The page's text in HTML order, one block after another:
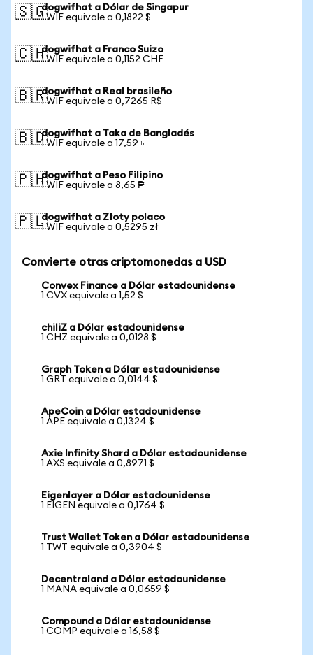
🇸🇬dogwifhat a Dólar de Singapur
1 WIF equivale a 0,1822 $
🇨🇭dogwifhat a Franco Suizo
1 WIF equivale a 0,1152 CHF
🇧🇷dogwifhat a Real brasileño
1 WIF equivale a 0,7265 R$
🇧🇩dogwifhat a Taka de Bangladés
1 WIF equivale a 17,59 ৳
🇵🇭dogwifhat a Peso Filipino
1 WIF equivale a 8,65 ₱
🇵🇱dogwifhat a Złoty polaco
1 WIF equivale a 0,5295 zł
Convierte otras criptomonedas a USD
Convex Finance a Dólar estadounidense
1 CVX equivale a 1,52 $
chiliZ a Dólar estadounidense
1 CHZ equivale a 0,0128 $
Graph Token a Dólar estadounidense
1 GRT equivale a 0,0144 $
ApeCoin a Dólar estadounidense
1 APE equivale a 0,1324 $
Axie Infinity Shard a Dólar estadounidense
1 AXS equivale a 0,8971 $
Eigenlayer a Dólar estadounidense
1 EIGEN equivale a 0,1764 $
Trust Wallet Token a Dólar estadounidense
1 TWT equivale a 0,3904 $
Decentraland a Dólar estadounidense
1 MANA equivale a 0,0659 $
Compound a Dólar estadounidense
1 COMP equivale a 16,58 $